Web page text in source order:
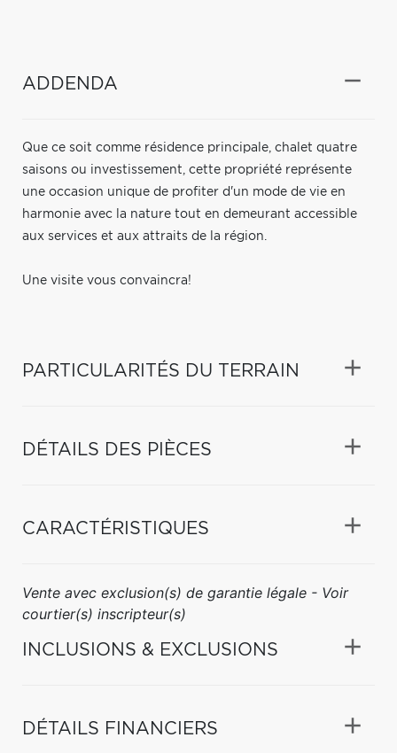
ADDENDA
Que ce soit comme résidence principale, chalet quatre
saisons ou investissement, cette propriété représente
une occasion unique de profiter d'un mode de vie en
harmonie avec la nature tout en demeurant accessible
aux services et aux attraits de la région.
Une visite vous convaincra!
PARTICULARITÉS DU TERRAIN
DÉTAILS DES PIÈCES
CARACTÉRISTIQUES
Vente avec exclusion(s) de garantie légale - Voir
courtier(s) inscripteur(s)
INCLUSIONS & EXCLUSIONS
DÉTAILS FINANCIERS